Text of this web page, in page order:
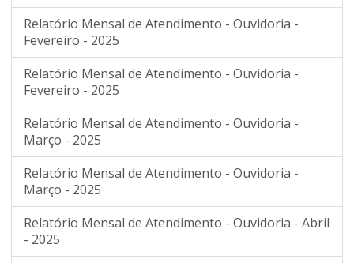
Relatório Mensal de Atendimento - Ouvidoria -
Fevereiro - 2025
Relatório Mensal de Atendimento - Ouvidoria -
Fevereiro - 2025
Relatório Mensal de Atendimento - Ouvidoria -
Março - 2025
Relatório Mensal de Atendimento - Ouvidoria -
Março - 2025
Relatório Mensal de Atendimento - Ouvidoria - Abril
- 2025